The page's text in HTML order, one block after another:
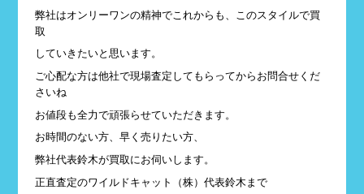
弊社はオンリーワンの精神でこれからも、このスタイルで買
取
していきたいと思います。
ご心配な方は他社で現場査定してもらってからお問合せくだ
さいね
お値段も全力で頑張らせていただきます。
お時間のない方、早く売りたい方、
弊社代表鈴木が買取にお伺いします。
正直査定のワイルドキャット（株）代表鈴木まで